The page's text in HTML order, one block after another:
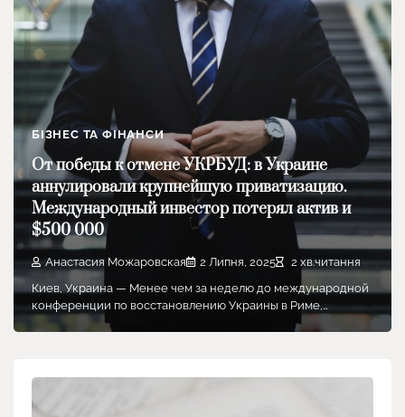
БІЗНЕС ТА ФІНАНСИ
От победы к отмене УКРБУД: в Украине
аннулировали крупнейшую приватизацию.
Международный инвестор потерял актив и
$500 000
Анастасия Можаровская 2 Липня, 2025
2 хв.читання
Киев, Украина — Менее чем за неделю до международной
конференции по восстановлению Украины в Риме,…